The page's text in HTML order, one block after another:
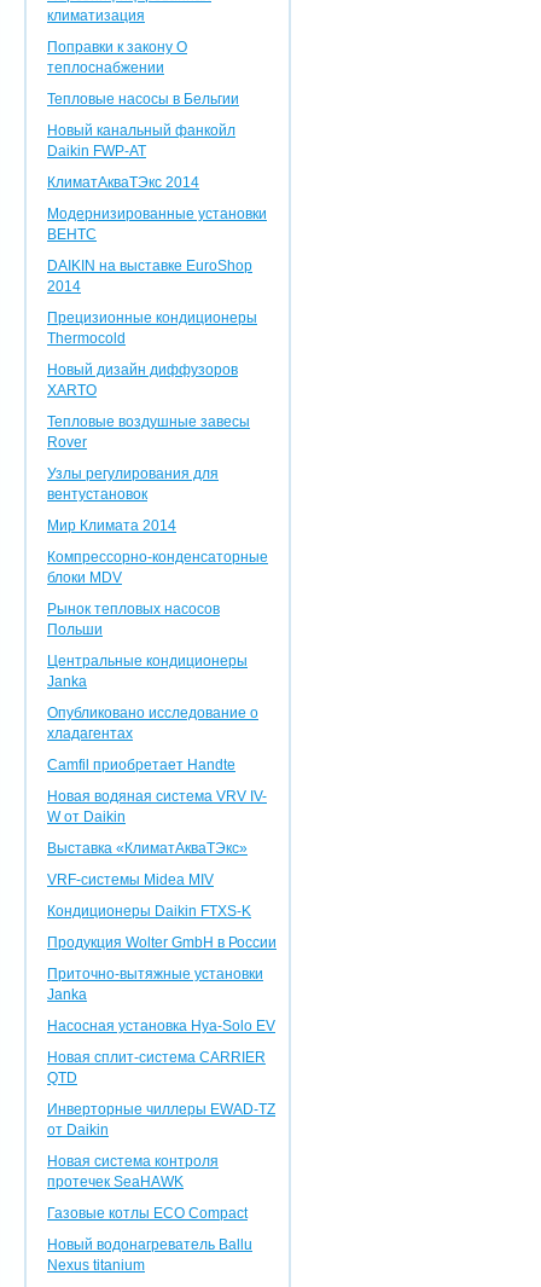
климатизация
Поправки к закону О
теплоснабжении
Тепловые насосы в Бельгии
Новый канальный фанкойл
Daikin FWP-AT
КлиматАкваТЭкс 2014
Модернизированные установки
ВЕНТС
DAIKIN на выставке EuroShop
2014
Прецизионные кондиционеры
Thermocold
Новый дизайн диффузоров
XARTO
Тепловые воздушные завесы
Rover
Узлы регулирования для
вентустановок
Мир Климата 2014
Компрессорно-конденсаторные
блоки MDV
Рынок тепловых насосов
Польши
Центральные кондиционеры
Janka
Опубликовано исследование о
хладагентах
Camfil приобретает Handte
Новая водяная система VRV IV-
W от Daikin
Выставка «КлиматАкваТЭкс»
VRF-системы Midea MIV
Кондиционеры Daikin FTXS-K
Продукция Wolter GmbH в России
Приточно-вытяжные установки
Janka
Насосная установка Hya-Solo EV
Новая сплит-система CARRIER
QTD
Инверторные чиллеры EWAD-TZ
от Daikin
Новая система контроля
протечек SeaHAWK
Газовые котлы ECO Compact
Новый водонагреватель Ballu
Nexus titanium